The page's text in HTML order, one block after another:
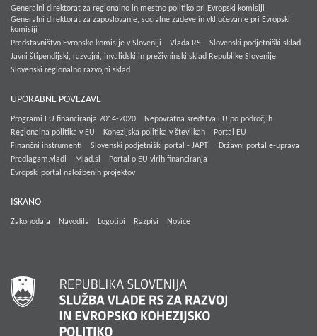
Generalni direktorat za regionalno in mestno politiko pri Evropski komisiji
Generalni direktorat za zaposlovanje, socialne zadeve in vključevanje pri Evropski
komisiji
Predstavništvo Evropske komisije v Sloveniji
Vlada RS
Slovenski podjetniški sklad
Javni štipendijski, razvojni, invalidski in preživninski sklad Republike Slovenije
Slovenski regionalno razvojni sklad
UPORABNE POVEZAVE
Programi EU financiranja 2014-2020
Nepovratna sredstva EU po področjih
Regionalna politika v EU
Kohezijska politika v številkah
Portal EU
Finančni instrumenti
Slovenski podjetniški portal - JAPTI
Državni portal e-uprava
Predlagam.vladi
Mlad.si
Portal o EU virih financiranja
Evropski portal naložbenih projektov
ISKANO
Zakonodaja Navodila Logotipi Razpisi Novice